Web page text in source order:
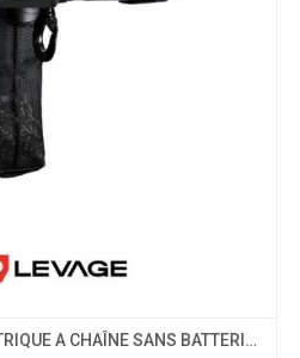
CMIP-1000 - PALAN ELECTRIQUE A CHAÎNE SANS BATTERIE - BATTERYSTAR - YALE - CMU 1T